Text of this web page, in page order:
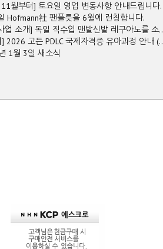
월부터] 토요일 영업 변동사항 안내드립니다.
Hofmann社 팬플릇을 6월에 런칭합니다.
업 소개] 독일 직수입 맨발신발 레구아노를 소..
2026 고든 PDLC 국제자격증 유아과정 안내 (..
1월 3일 새소식